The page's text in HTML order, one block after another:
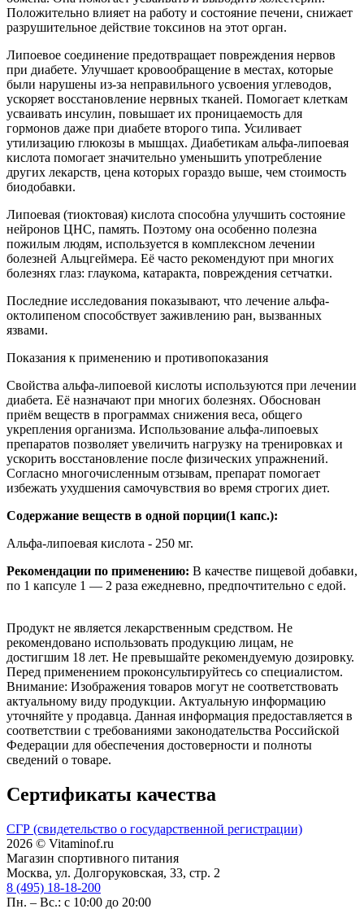
Положительно влияет на работу и состояние печени, снижает
разрушительное действие токсинов на этот орган.
Липоевое соединение предотвращает повреждения нервов
при диабете. Улучшает кровообращение в местах, которые
были нарушены из-за неправильного усвоения углеводов,
ускоряет восстановление нервных тканей. Помогает клеткам
усваивать инсулин, повышает их проницаемость для
гормонов даже при диабете второго типа. Усиливает
утилизацию глюкозы в мышцах. Диабетикам альфа-липоевая
кислота помогает значительно уменьшить употребление
других лекарств, цена которых гораздо выше, чем стоимость
биодобавки.
Липоевая (тиоктовая) кислота способна улучшить состояние
нейронов ЦНС, память. Поэтому она особенно полезна
пожилым людям, используется в комплексном лечении
болезней Альцгеймера. Её часто рекомендуют при многих
болезнях глаз: глаукома, катаракта, повреждения сетчатки.
Последние исследования показывают, что лечение альфа-
октолипеном способствует заживлению ран, вызванных
язвами.
Показания к применению и противопоказания
Свойства альфа-липоевой кислоты используются при лечении
диабета. Её назначают при многих болезнях. Обоснован
приём веществ в программах снижения веса, общего
укрепления организма. Использование альфа-липоевых
препаратов позволяет увеличить нагрузку на тренировках и
ускорить восстановление после физических упражнений.
Согласно многочисленным отзывам, препарат помогает
избежать ухудшения самочувствия во время строгих диет.
Содержание веществ в одной порции(1 капс.):
Альфа-липоевая кислота - 250 мг.
Рекомендации по применению: В качестве пищевой добавки,
по 1 капсуле 1 ― 2 раза ежедневно, предпочтительно с едой.
Продукт не является лекарственным средством. Не
рекомендовано использовать продукцию лицам, не
достигшим 18 лет. Не превышайте рекомендуемую дозировку.
Перед применением проконсультируйтесь со специалистом.
Внимание: Изображения товаров могут не соответствовать
актуальному виду продукции. Актуальную информацию
уточняйте у продавца. Данная информация предоставляется в
соответствии с требованиями законодательства Российской
Федерации для обеспечения достоверности и полноты
сведений о товаре.
Сертификаты качества
СГР (свидетельство о государственной регистрации)
2026 © Vitaminof.ru
Магазин спортивного питания
Москва, ул. Долгоруковская, 33, стр. 2
8 (495) 18-18-200
Пн. – Вс.: с 10:00 до 20:00